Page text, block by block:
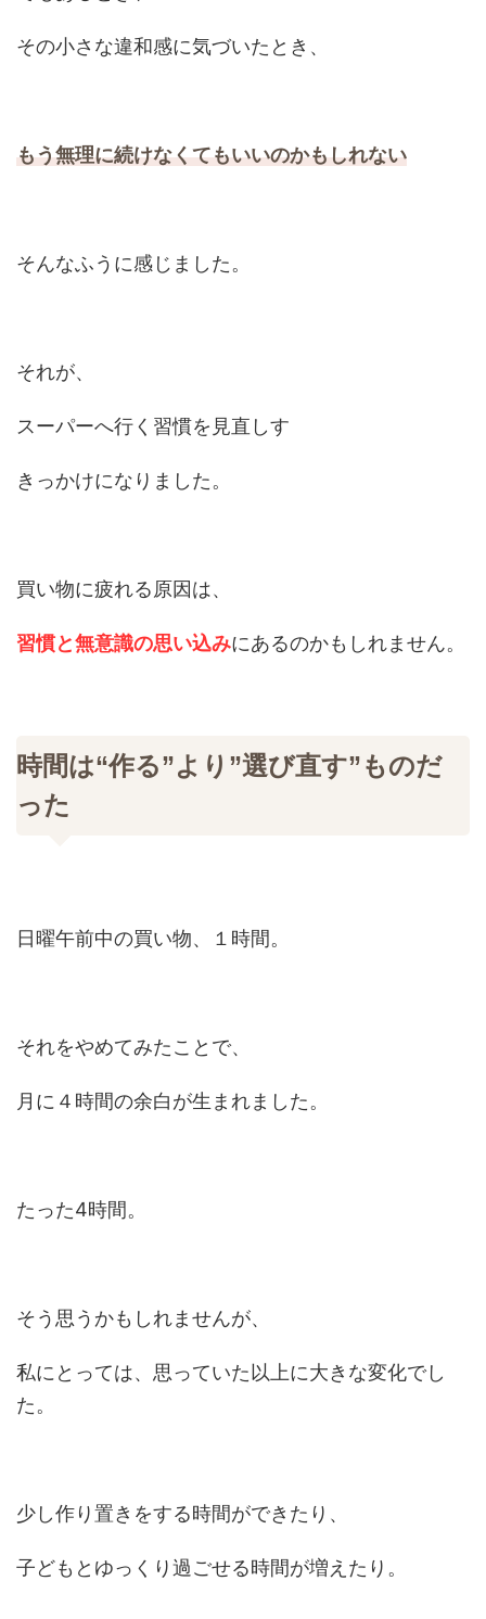
その小さな違和感に気づいたとき、
もう無理に続けなくてもいいのかもしれない
そんなふうに感じました。
それが、
スーパーへ行く習慣を見直しす
きっかけになりました。
買い物に疲れる原因は、
習慣と無意識の思い込みにあるのかもしれません。
時間は“作る”より”選び直す”ものだ
った
日曜午前中の買い物、１時間。
それをやめてみたことで、
月に４時間の余白が生まれました。
たった4時間。
そう思うかもしれませんが、
私にとっては、思っていた以上に大きな変化でし
た。
少し作り置きをする時間ができたり、
子どもとゆっくり過ごせる時間が増えたり。